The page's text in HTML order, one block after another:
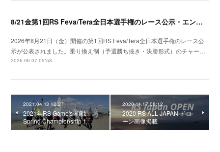
8/21金第1回RS Feva/Tera全日本選手権のレース公示・エントリー開始
2026年8月21日（金）開催の第1回RS Feva/Tera全日本選手権のレース公
示が公表されました。乗り換え制（予選勝ち抜き・決勝形式）のチャー…
2026.06.07 05:53
2021.04.13 12:27
2021年RS Game's 初戦
Spring Championship 1
2020.11.17 08:12
2020 RS ALL JAPAN ドロ
ーン画像掲載